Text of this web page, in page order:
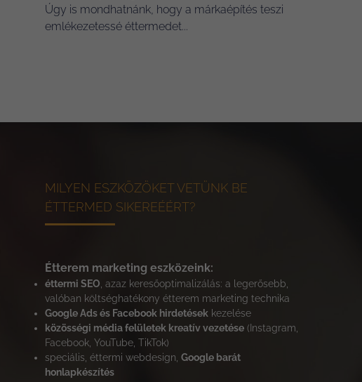
Úgy is mondhatnánk, hogy a márkaépítés teszi
emlékezetessé éttermedet...
MILYEN ESZKÖZÖKET VETÜNK BE
ÉTTERMED SIKEREÉÉRT?
Étterem marketing eszközeink:
éttermi SEO , azaz keresőoptimalizálás: a legerősebb,
valóban költséghatékony étterem marketing technika
Google Ads és Facebook hirdetések kezelése
közösségi média felületek kreatív vezetése (Instagram,
Facebook, YouTube, TikTok)
speciális, éttermi webdesign, Google barát
honlapkészítés